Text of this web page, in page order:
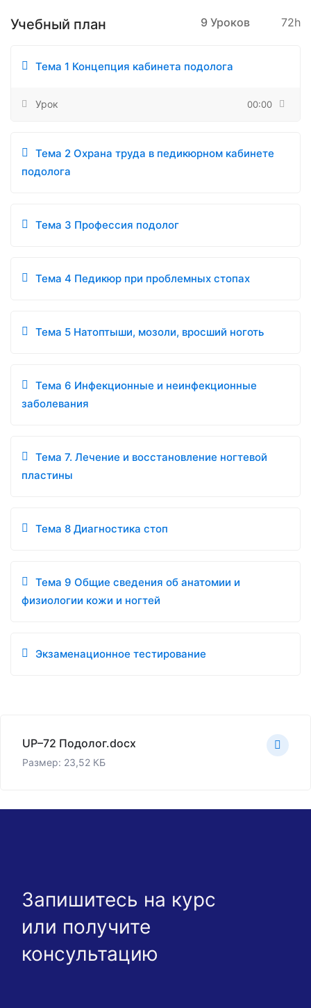
Учебный план 9 Уроков 72h
Тема 1 Концепция кабинета подолога
Урок 00:00
Тема 2 Охрана труда в педикюрном кабинете
подолога
Тема 3 Профессия подолог
Тема 4 Педикюр при проблемных стопах
Тема 5 Натоптыши, мозоли, вросший ноготь
Тема 6 Инфекционные и неинфекционные
заболевания
Тема 7. Лечение и восстановление ногтевой
пластины
Тема 8 Диагностика стоп
Тема 9 Общие сведения об анатомии и
физиологии кожи и ногтей
Экзаменационное тестирование
UP–72 Подолог.docx
Размер: 23,52 КБ
Запишитесь на курс
или получите
консультацию